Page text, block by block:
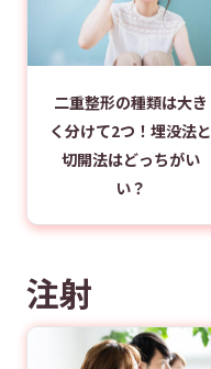
二重整形の種類は大き
く分けて2つ！埋没法と
切開法はどっちがい
い？
注射